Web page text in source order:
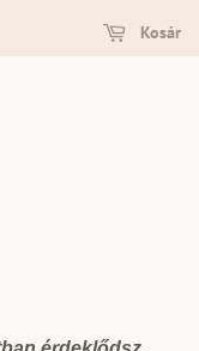
Kosár